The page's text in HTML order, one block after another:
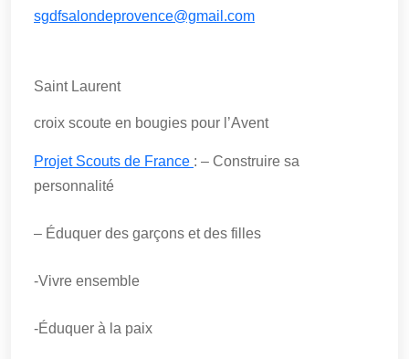
sgdfsalondeprovence@gmail.com
Saint Laurent
croix scoute en bougies pour l’Avent
Projet Scouts de France : – Construire sa
personnalité
– Éduquer des garçons et des filles
-Vivre ensemble
-Éduquer à la paix